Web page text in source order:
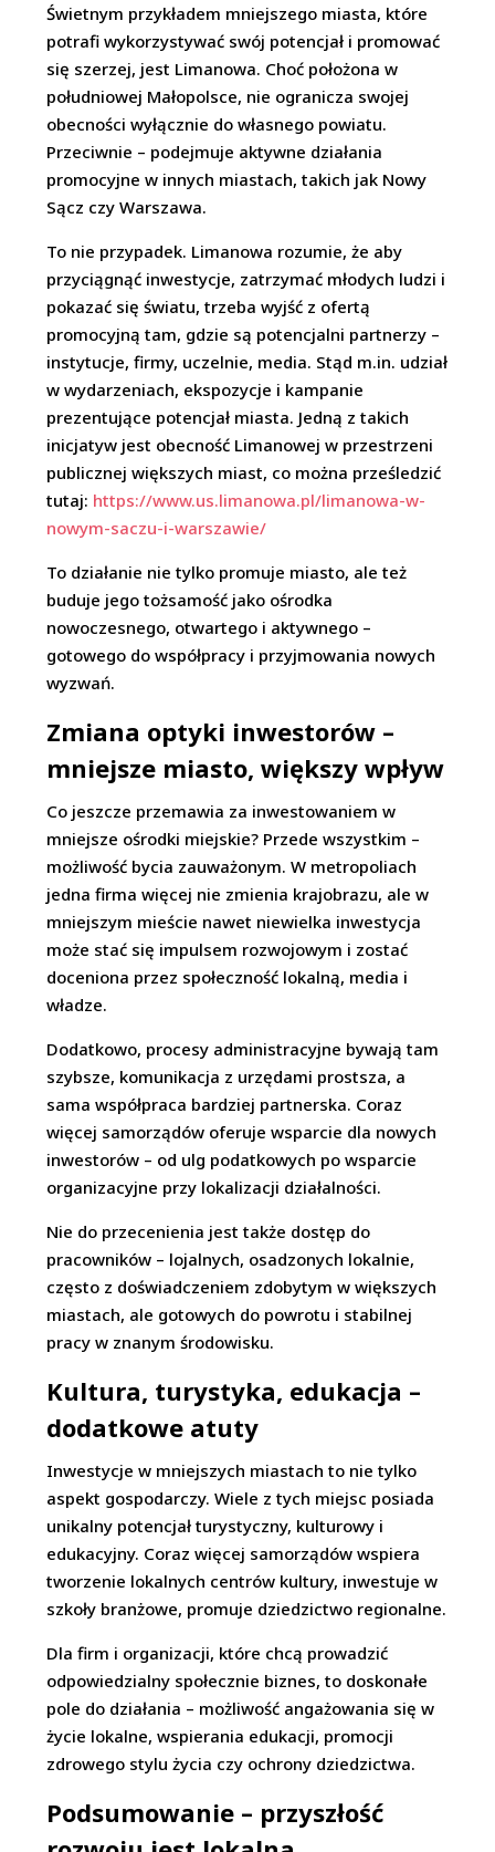
Świetnym przykładem mniejszego miasta, które
potrafi wykorzystywać swój potencjał i promować
się szerzej, jest Limanowa. Choć położona w
południowej Małopolsce, nie ogranicza swojej
obecności wyłącznie do własnego powiatu.
Przeciwnie – podejmuje aktywne działania
promocyjne w innych miastach, takich jak Nowy
Sącz czy Warszawa.
To nie przypadek. Limanowa rozumie, że aby
przyciągnąć inwestycje, zatrzymać młodych ludzi i
pokazać się światu, trzeba wyjść z ofertą
promocyjną tam, gdzie są potencjalni partnerzy –
instytucje, firmy, uczelnie, media. Stąd m.in. udział
w wydarzeniach, ekspozycje i kampanie
prezentujące potencjał miasta. Jedną z takich
inicjatyw jest obecność Limanowej w przestrzeni
publicznej większych miast, co można prześledzić
tutaj: https://www.us.limanowa.pl/limanowa-w-
nowym-saczu-i-warszawie/
To działanie nie tylko promuje miasto, ale też
buduje jego tożsamość jako ośrodka
nowoczesnego, otwartego i aktywnego –
gotowego do współpracy i przyjmowania nowych
wyzwań.
Zmiana optyki inwestorów –
mniejsze miasto, większy wpływ
Co jeszcze przemawia za inwestowaniem w
mniejsze ośrodki miejskie? Przede wszystkim –
możliwość bycia zauważonym. W metropoliach
jedna firma więcej nie zmienia krajobrazu, ale w
mniejszym mieście nawet niewielka inwestycja
może stać się impulsem rozwojowym i zostać
doceniona przez społeczność lokalną, media i
władze.
Dodatkowo, procesy administracyjne bywają tam
szybsze, komunikacja z urzędami prostsza, a
sama współpraca bardziej partnerska. Coraz
więcej samorządów oferuje wsparcie dla nowych
inwestorów – od ulg podatkowych po wsparcie
organizacyjne przy lokalizacji działalności.
Nie do przecenienia jest także dostęp do
pracowników – lojalnych, osadzonych lokalnie,
często z doświadczeniem zdobytym w większych
miastach, ale gotowych do powrotu i stabilnej
pracy w znanym środowisku.
Kultura, turystyka, edukacja –
dodatkowe atuty
Inwestycje w mniejszych miastach to nie tylko
aspekt gospodarczy. Wiele z tych miejsc posiada
unikalny potencjał turystyczny, kulturowy i
edukacyjny. Coraz więcej samorządów wspiera
tworzenie lokalnych centrów kultury, inwestuje w
szkoły branżowe, promuje dziedzictwo regionalne.
Dla firm i organizacji, które chcą prowadzić
odpowiedzialny społecznie biznes, to doskonałe
pole do działania – możliwość angażowania się w
życie lokalne, wspierania edukacji, promocji
zdrowego stylu życia czy ochrony dziedzictwa.
Podsumowanie – przyszłość